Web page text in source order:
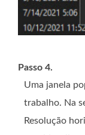
Passo 4.
Uma janela
trabalho. Na
Resolução